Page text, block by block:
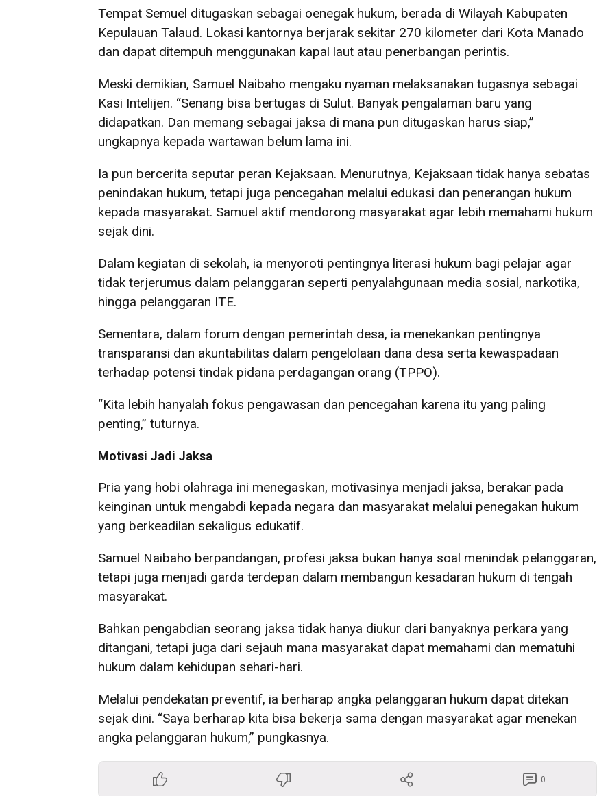
Tempat Semuel ditugaskan sebagai oenegak hukum, berada di Wilayah Kabupaten
Kepulauan Talaud. Lokasi kantornya berjarak sekitar 270 kilometer dari Kota Manado
dan dapat ditempuh menggunakan kapal laut atau penerbangan perintis.
Meski demikian, Samuel Naibaho mengaku nyaman melaksanakan tugasnya sebagai
Kasi Intelijen. “Senang bisa bertugas di Sulut. Banyak pengalaman baru yang
didapatkan. Dan memang sebagai jaksa di mana pun ditugaskan harus siap,”
ungkapnya kepada wartawan belum lama ini.
Ia pun bercerita seputar peran Kejaksaan. Menurutnya, Kejaksaan tidak hanya sebatas
penindakan hukum, tetapi juga pencegahan melalui edukasi dan penerangan hukum
kepada masyarakat. Samuel aktif mendorong masyarakat agar lebih memahami hukum
sejak dini.
Dalam kegiatan di sekolah, ia menyoroti pentingnya literasi hukum bagi pelajar agar
tidak terjerumus dalam pelanggaran seperti penyalahgunaan media sosial, narkotika,
hingga pelanggaran ITE.
Sementara, dalam forum dengan pemerintah desa, ia menekankan pentingnya
transparansi dan akuntabilitas dalam pengelolaan dana desa serta kewaspadaan
terhadap potensi tindak pidana perdagangan orang (TPPO).
“Kita lebih hanyalah fokus pengawasan dan pencegahan karena itu yang paling
penting,” tuturnya.
Motivasi Jadi Jaksa
Pria yang hobi olahraga ini menegaskan, motivasinya menjadi jaksa, berakar pada
keinginan untuk mengabdi kepada negara dan masyarakat melalui penegakan hukum
yang berkeadilan sekaligus edukatif.
Samuel Naibaho berpandangan, profesi jaksa bukan hanya soal menindak pelanggaran,
tetapi juga menjadi garda terdepan dalam membangun kesadaran hukum di tengah
masyarakat.
Bahkan pengabdian seorang jaksa tidak hanya diukur dari banyaknya perkara yang
ditangani, tetapi juga dari sejauh mana masyarakat dapat memahami dan mematuhi
hukum dalam kehidupan sehari-hari.
Melalui pendekatan preventif, ia berharap angka pelanggaran hukum dapat ditekan
sejak dini. “Saya berharap kita bisa bekerja sama dengan masyarakat agar menekan
angka pelanggaran hukum,” pungkasnya.
0